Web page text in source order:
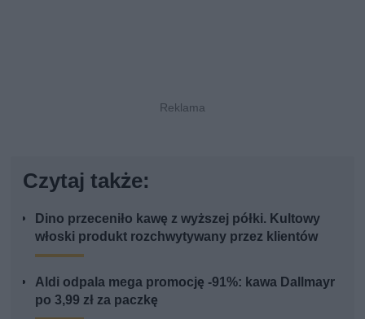
Czytaj także:
Dino przeceniło kawę z wyższej półki. Kultowy
włoski produkt rozchwytywany przez klientów
Aldi odpala mega promocję -91%: kawa Dallmayr
po 3,99 zł za paczkę